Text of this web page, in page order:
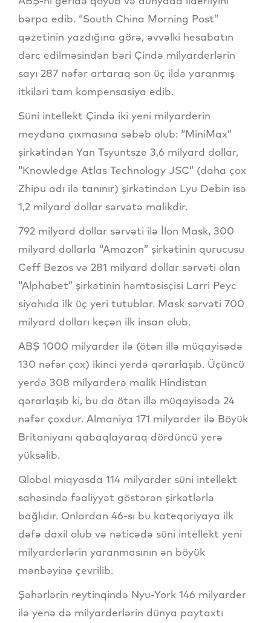
bərpa edib. “South China Morning Post”
qəzetinin yazdığına görə, əvvəlki hesabatın
dərc edilməsindən bəri Çində milyarderlərin
sayı 287 nəfər artaraq son üç ildə yaranmış
itkiləri tam kompensasiya edib.
Süni intellekt Çində iki yeni milyarderin
meydana çıxmasına səbəb olub: “MiniMax”
şirkətindən Yan Tsyuntsze 3,6 milyard dollar,
“Knowledge Atlas Technology JSC” (daha çox
Zhipu adı ilə tanınır) şirkətindən Lyu Debin isə
1,2 milyard dollar sərvətə malikdir.
792 milyard dollar sərvəti ilə İlon Mask, 300
milyard dollarla “Amazon” şirkətinin qurucusu
Ceff Bezos və 281 milyard dollar sərvəti olan
“Alphabet” şirkətinin həmtəsisçisi Larri Peyc
siyahıda ilk üç yeri tutublar. Mask sərvəti 700
milyard dolları keçən ilk insan olub.
ABŞ 1000 milyarder ilə (ötən illə müqayisədə
130 nəfər çox) ikinci yerdə qərarlaşıb. Üçüncü
yerdə 308 milyarderə malik Hindistan
qərarlaşıb ki, bu da ötən illə müqayisədə 24
nəfər çoxdur. Almaniya 171 milyarder ilə Böyük
Britaniyanı qabaqlayaraq dördüncü yerə
yüksəlib.
Qlobal miqyasda 114 milyarder süni intellekt
sahəsində fəaliyyət göstərən şirkətlərlə
bağlıdır. Onlardan 46-sı bu kateqoriyaya ilk
dəfə daxil olub və nəticədə süni intellekt yeni
milyarderlərin yaranmasının ən böyük
mənbəyinə çevrilib.
Şəhərlərin reytinqində Nyu-York 146 milyarder
ilə yenə də milyarderlərin dünya paytaxtı